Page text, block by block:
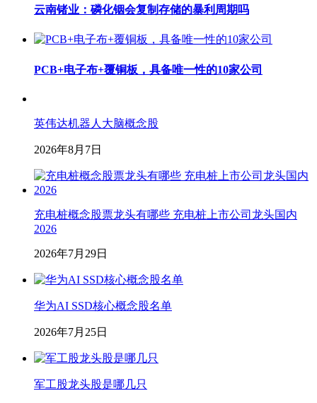
云南锗业：磷化铟会复制存储的暴利周期吗
PCB+电子布+覆铜板，具备唯一性的10家公司
英伟达机器人大脑概念股
2026年8月7日
充电桩概念股票龙头有哪些 充电桩上市公司龙头国内
2026
2026年7月29日
华为AI SSD核心概念股名单
2026年7月25日
军工股龙头股是哪几只